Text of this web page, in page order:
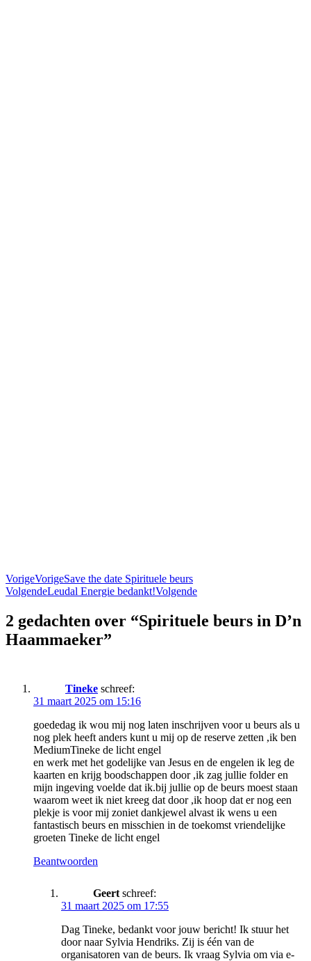
VorigeVorigeSave the date Spirituele beurs
VolgendeLeudal Energie bedankt!Volgende
2 gedachten over “Spirituele beurs in D’n
Haammaeker”
Tineke schreef:
31 maart 2025 om 15:16
goededag ik wou mij nog laten inschrijven voor u beurs als u
nog plek heeft anders kunt u mij op de reserve zetten ,ik ben
MediumTineke de licht engel
en werk met het godelijke van Jesus en de engelen ik leg de
kaarten en krijg boodschappen door ,ik zag jullie folder en
mijn ingeving voelde dat ik.bij jullie op de beurs moest staan
waarom weet ik niet kreeg dat door ,ik hoop dat er nog een
plekje is voor mij zoniet dankjewel alvast ik wens u een
fantastisch beurs en misschien in de toekomst vriendelijke
groeten Tineke de licht engel
Beantwoorden
Geert schreef:
31 maart 2025 om 17:55
Dag Tineke, bedankt voor jouw bericht! Ik stuur het
door naar Sylvia Hendriks. Zij is één van de
organisatoren van de beurs. Ik vraag Sylvia om via e-